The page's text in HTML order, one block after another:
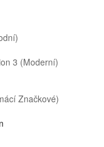
3 (moderní)
Značkové)